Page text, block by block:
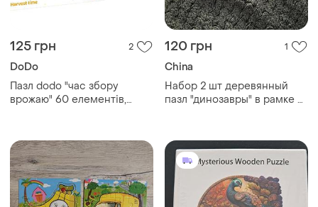
125 грн 2
DoDo
Пазл dodo "час збору
врожаю" 60 елементів,
120 грн 1
China
Набор 2 шт деревянный
пазл "динозавры" в рамке 9
деревянный картинка
динозавры в рамочке